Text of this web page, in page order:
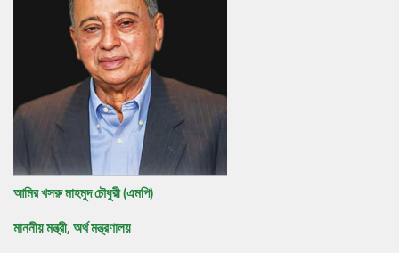
আমির খসরু মাহমুদ চৌধুরী (এমপি)
মাননীয় মন্ত্রী, অর্থ মন্ত্রণালয়